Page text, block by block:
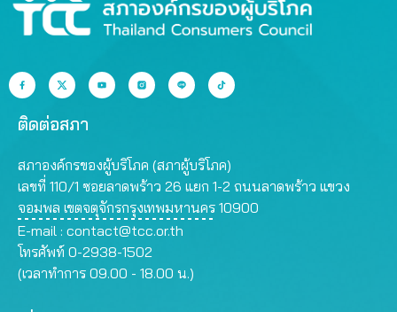
ติดต่อสภา
สภาองค์กรของผู้บริโภค (สภาผู้บริโภค)
เลขที่ 110/1 ซอยลาดพร้าว 26 แยก 1-2 ถนนลาดพร้าว แขวง
จอมพล เขตจตุจักรกรุงเทพมหานคร 10900
E-mail : contact@tcc.or.th
โทรศัพท์ 0-2938-1502
(เวลาทำการ 09.00 - 18.00 น.)